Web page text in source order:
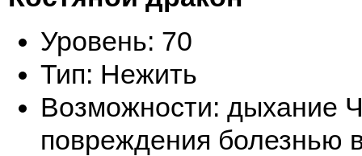
Уровень: 70
Тип: Нежить
Возможности: дыхание
повреждения болезнью